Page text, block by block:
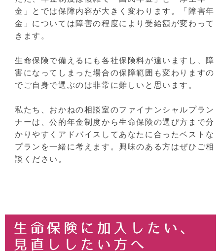
金」とでは保障内容が大きく変わります。「障害年
金」については障害の程度により受給額が変わって
きます。
生命保険で備えるにも各社保険料が違いますし、障
害になってしまった場合の保障範囲も変わりますの
でご自身で選ぶのは非常に難しいと思います。
私たち、おかねの相談室のファイナンシャルプラン
ナーは、公的年金制度から生命保険の選び方まで分
かりやすくアドバイスしてあなたに合ったベストな
プランを一緒に考えます。興味のある方はぜひご相
談ください。